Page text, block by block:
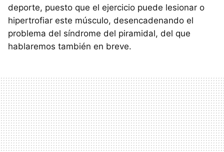
deporte, puesto que el ejercicio puede lesionar o
hipertrofiar este músculo, desencadenando el
problema del síndrome del piramidal, del que
hablaremos también en breve.